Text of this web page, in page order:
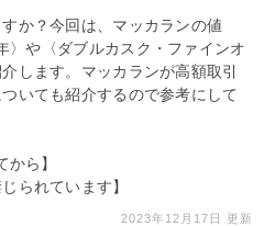
か？今回は、マッカランの値
や〈ダブルカスク・ファインオ
します。マッカランが高額取引
いても紹介するので参考にして
ら】
られています】
2023年12月17日 更新